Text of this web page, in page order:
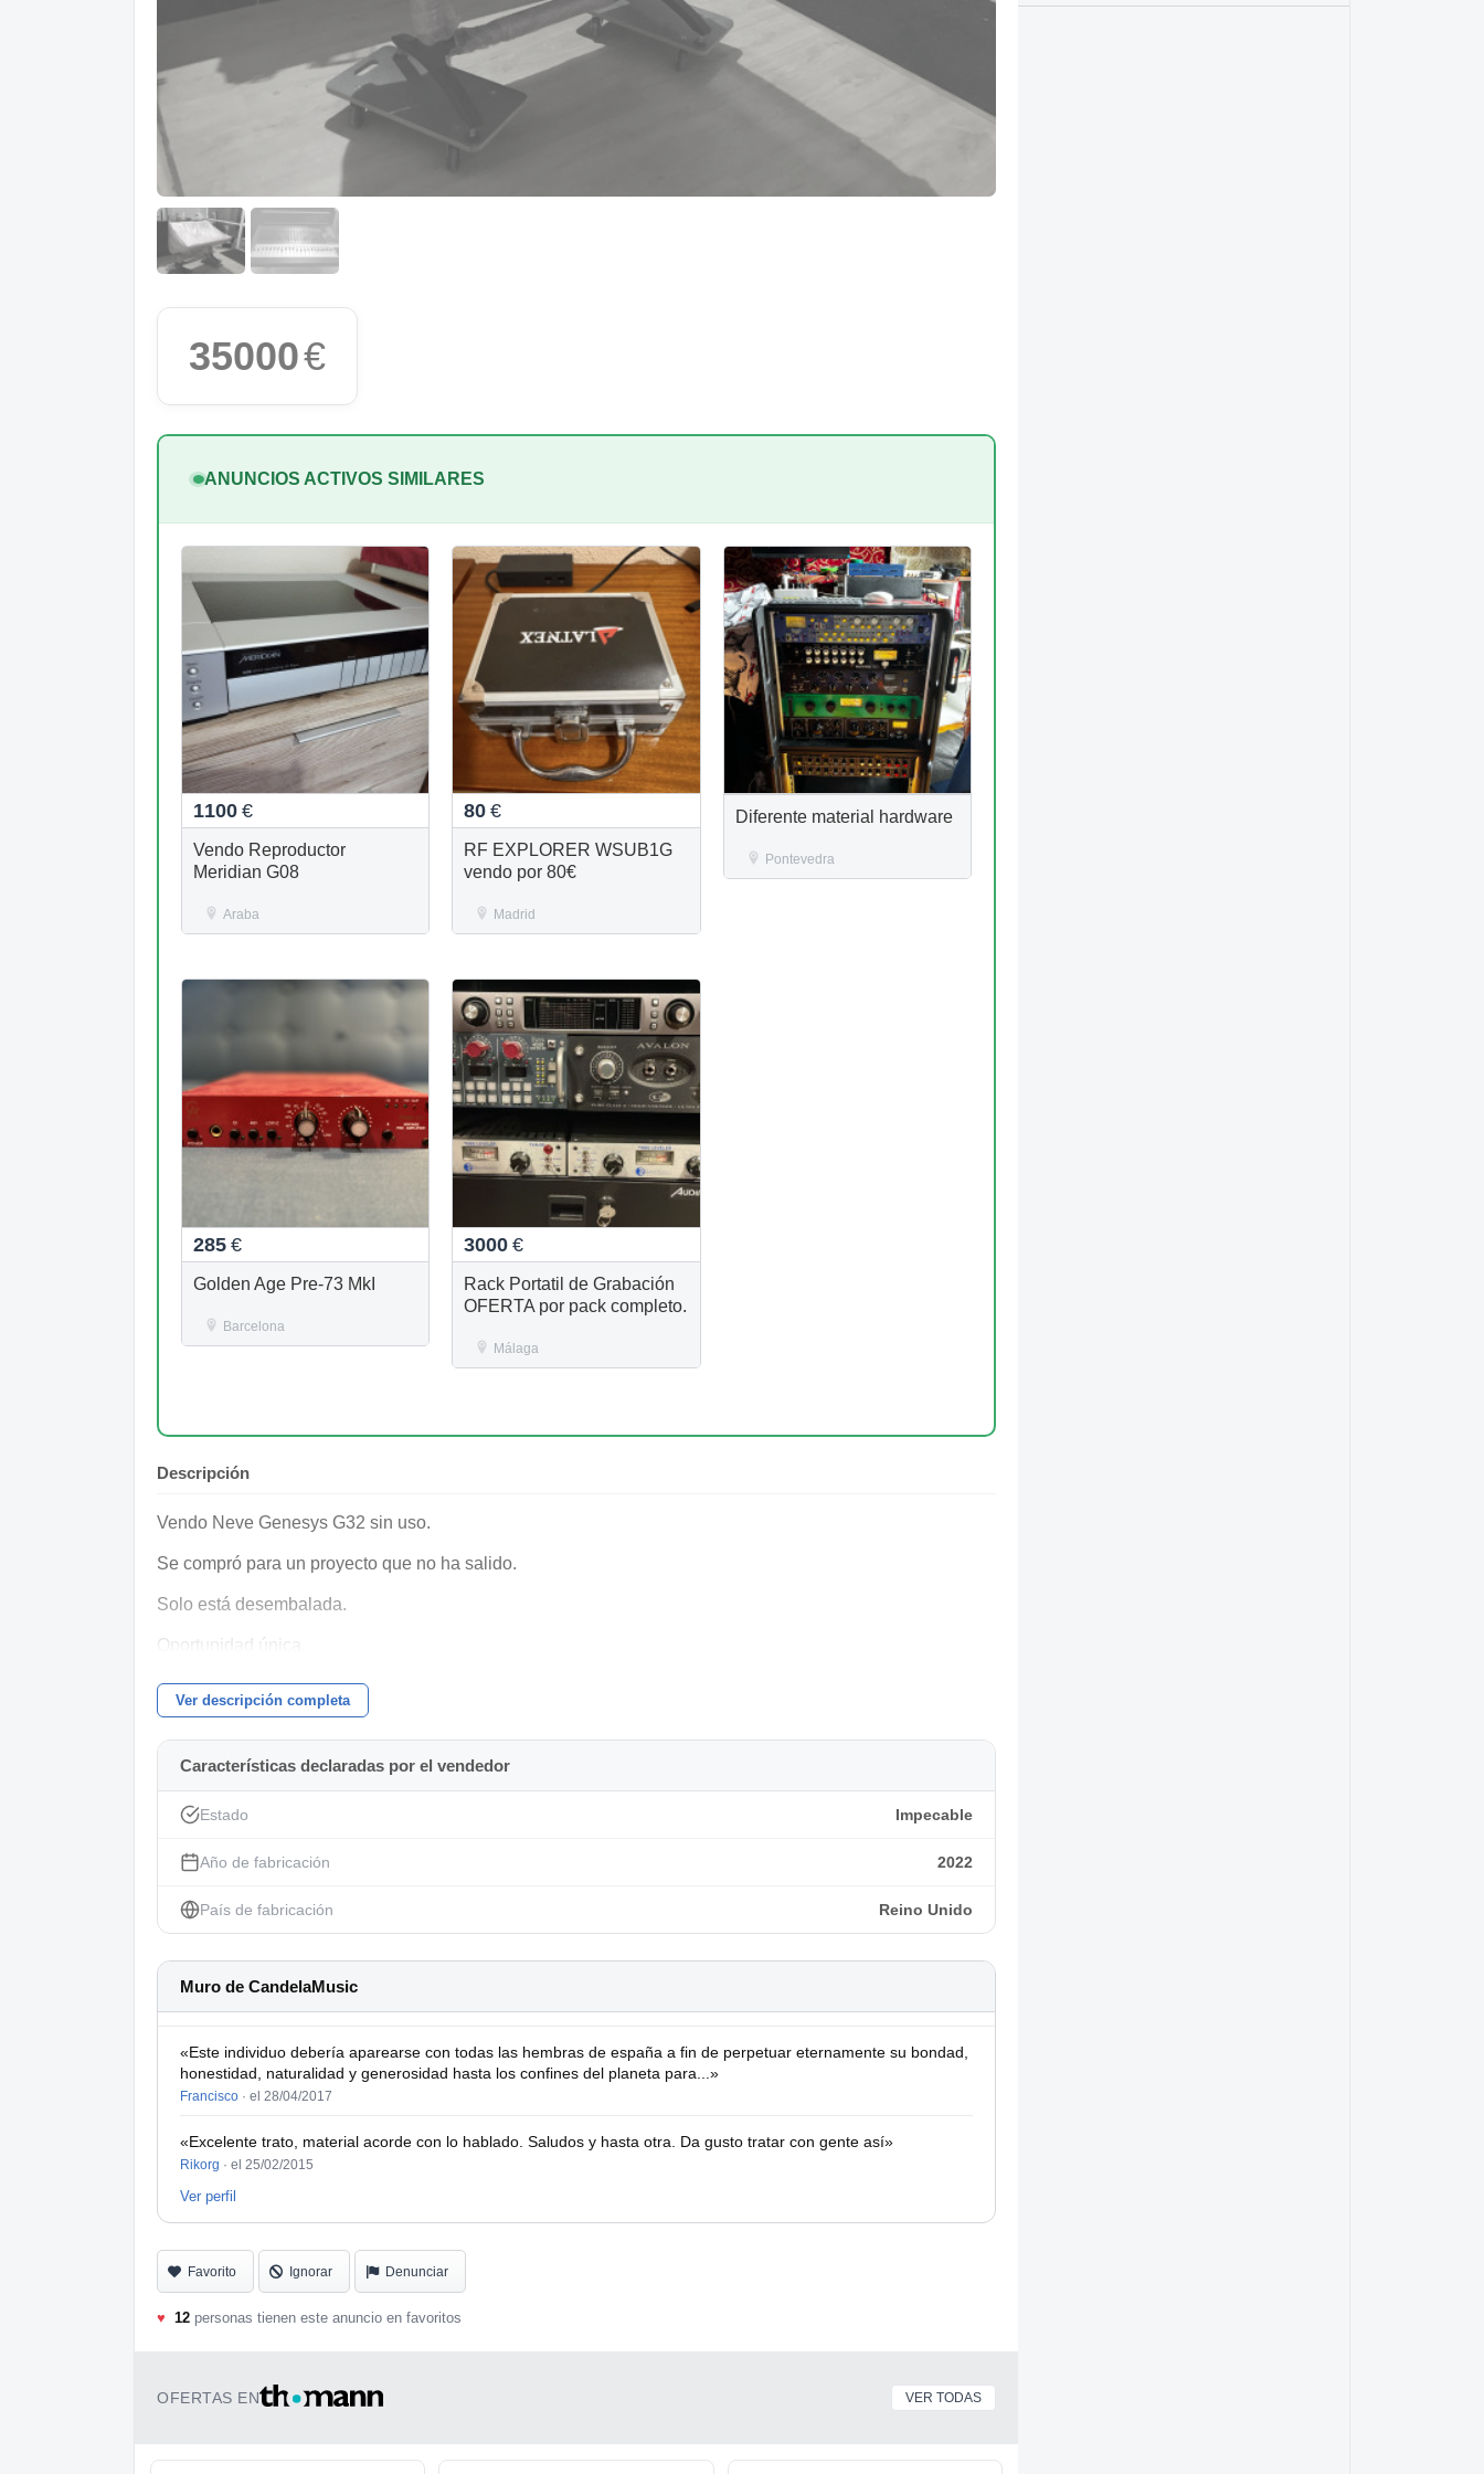
35000€
ANUNCIOS ACTIVOS SIMILARES
1100 €
Vendo Reproductor
Meridian G08
Araba
80 €
RF EXPLORER WSUB1G
vendo por 80€
Madrid
Diferente material hardware
Pontevedra
285 €
Golden Age Pre-73 MkI
Barcelona
3000 €
Rack Portatil de Grabación
OFERTA por pack completo.
Málaga
Descripción
Vendo Neve Genesys G32 sin uso.
Se compró para un proyecto que no ha salido.
Solo está desembalada.
Oportunidad única.
Fotos por privado.
Precio neto. IVA no incluido.
Transporte no incluido.
Ver descripción completa
Características declaradas por el vendedor
Estado Impecable
Año de fabricación 2022
País de fabricación Reino Unido
Muro de CandelaMusic
«Este individuo debería aparearse con todas las hembras de españa a fin de perpetuar eternamente su bondad,
honestidad, naturalidad y generosidad hasta los confines del planeta para...»
Francisco · el 28/04/2017
«Excelente trato, material acorde con lo hablado. Saludos y hasta otra. Da gusto tratar con gente así»
Rikorg · el 25/02/2015
Ver perfil
Favorito Ignorar Denunciar
♥ 12 personas tienen este anuncio en favoritos
OFERTAS EN VER TODAS